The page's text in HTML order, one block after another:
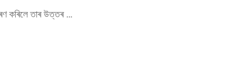
কৰিলে তাৰ উত্তৰ …